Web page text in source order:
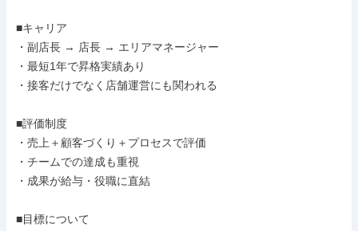
■キャリア
・副店長 → 店長 → エリアマネージャー
・最短1年で昇格実績あり
・接客だけでなく店舗運営にも関われる
■評価制度
・売上＋顧客づくり＋プロセスで評価
・チームでの達成も重視
・成果が給与・役職に直結
■目標について